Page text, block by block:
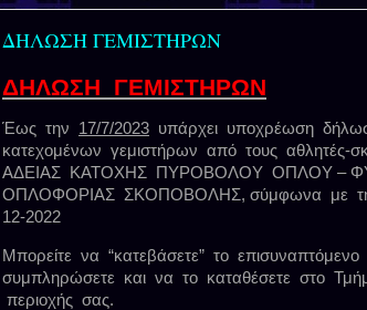
ΔΗΛΩΣΗ ΓΕΜΙΣΤΗΡΩΝ
ΔΗΛΩΣΗ ΓΕΜΙΣΤΗΡΩΝ
Έως την 17/7/2023 υπάρχει υποχρέωση
κατεχομένων γεμιστήρων από τους αθλητές-
ΑΔΕΙΑΣ
ΚΑΤΟΧΗΣ ΠΥΡΟΒΟΛΟΥ ΟΠΛΟΥ –
ΟΠΛΟΦΟΡΙΑΣ ΣΚΟΠΟΒΟΛΗΣ, σύμφωνα με
12-2022
Μπορείτε να “κατεβάσετε” το επισυναπτόμενο
συμπληρώσετε και να το καταθέσετε στο
περιοχής σας.